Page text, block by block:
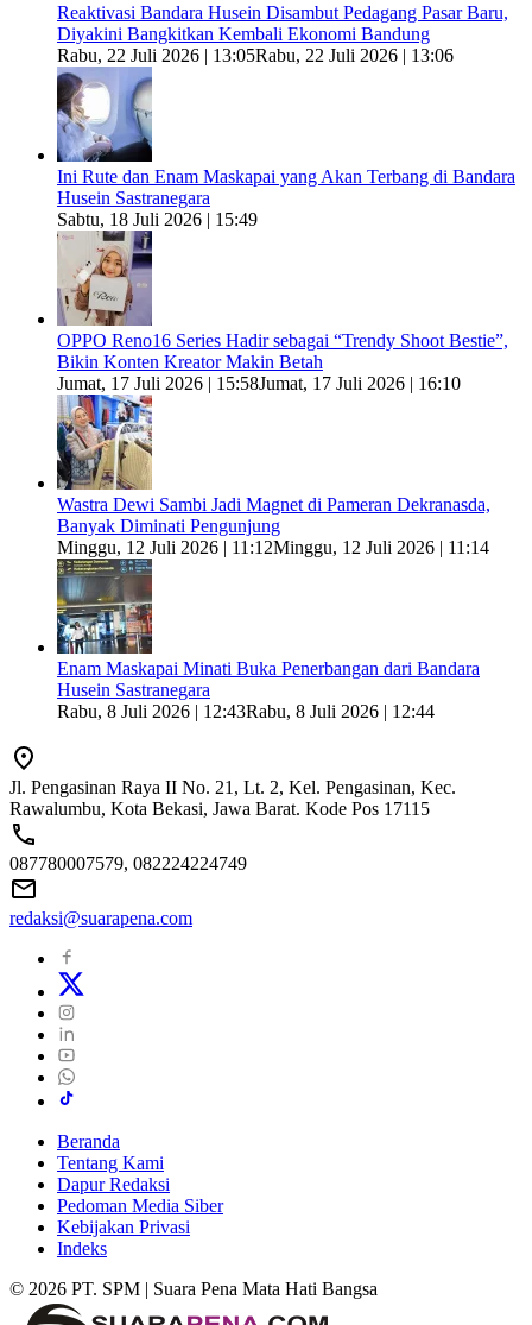
Reaktivasi Bandara Husein Disambut Pedagang Pasar Baru,
Diyakini Bangkitkan Kembali Ekonomi Bandung
Rabu, 22 Juli 2026 | 13:05Rabu, 22 Juli 2026 | 13:06
Ini Rute dan Enam Maskapai yang Akan Terbang di Bandara
Husein Sastranegara
Sabtu, 18 Juli 2026 | 15:49
OPPO Reno16 Series Hadir sebagai “Trendy Shoot Bestie”,
Bikin Konten Kreator Makin Betah
Jumat, 17 Juli 2026 | 15:58Jumat, 17 Juli 2026 | 16:10
Wastra Dewi Sambi Jadi Magnet di Pameran Dekranasda,
Banyak Diminati Pengunjung
Minggu, 12 Juli 2026 | 11:12Minggu, 12 Juli 2026 | 11:14
Enam Maskapai Minati Buka Penerbangan dari Bandara
Husein Sastranegara
Rabu, 8 Juli 2026 | 12:43Rabu, 8 Juli 2026 | 12:44
Jl. Pengasinan Raya II No. 21, Lt. 2, Kel. Pengasinan, Kec.
Rawalumbu, Kota Bekasi, Jawa Barat. Kode Pos 17115
087780007579, 082224224749
redaksi@suarapena.com
Beranda
Tentang Kami
Dapur Redaksi
Pedoman Media Siber
Kebijakan Privasi
Indeks
© 2026 PT. SPM | Suara Pena Mata Hati Bangsa